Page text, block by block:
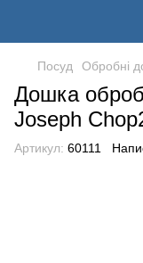
Посуд Обробні
Дошка
Joseph
Артикул: 60111